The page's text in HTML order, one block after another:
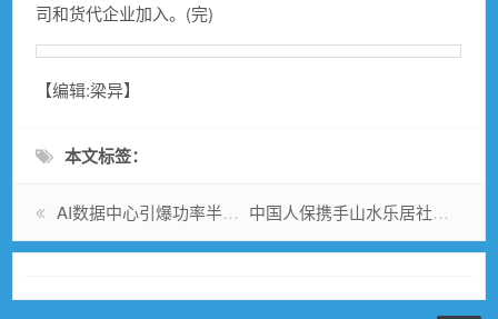
司和货代企业加入。(完)
【编辑:梁异】
本文标签：
AI数据中心引爆功率半导体需求 行业进入涨价周期 中国人保携手山水乐居社区宣传活动